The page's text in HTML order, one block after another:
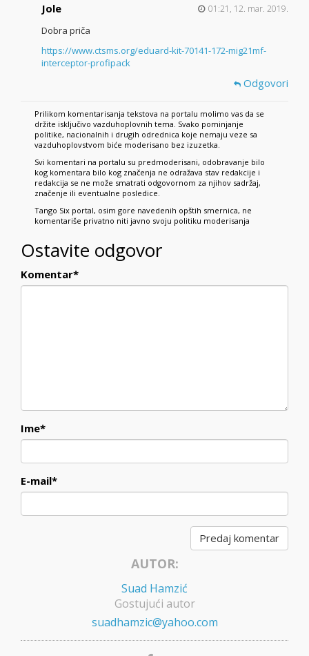
Jole 01:21, 12. mar. 2019.
Dobra priča
https://www.ctsms.org/eduard-kit-70141-172-mig21mf-
interceptor-profipack
Odgovori
Prilikom komentarisanja tekstova na portalu molimo vas da se
držite isključivo vazduhoplovnih tema. Svako pominjanje
politike, nacionalnih i drugih odrednica koje nemaju veze sa
vazduhoplovstvom biće moderisano bez izuzetka.
Svi komentari na portalu su predmoderisani, odobravanje bilo
kog komentara bilo kog značenja ne odražava stav redakcije i
redakcija se ne može smatrati odgovornom za njihov sadržaj,
značenje ili eventualne posledice.
Tango Six portal, osim gore navedenih opštih smernica, ne
komentariše privatno niti javno svoju politiku moderisanja
Ostavite odgovor
Komentar*
Ime*
E-mail*
AUTOR:
Suad Hamzić
Gostujući autor
suadhamzic@yahoo.com